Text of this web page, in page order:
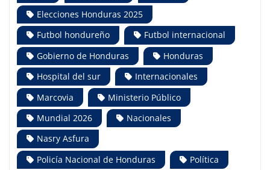
Elecciones Honduras 2025
Futbol hondureño
Futbol internacional
Gobierno de Honduras
Honduras
Hospital del sur
Internacionales
Marcovia
Ministerio Público
Mundial 2026
Nacionales
Nasry Asfura
Policía Nacional de Honduras
Política